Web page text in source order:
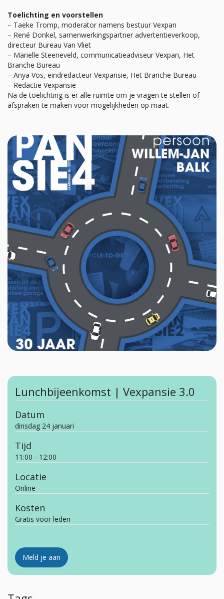
Toelichting en voorstellen
– Taeke Tromp, moderator namens bestuur Vexpan
– René Donkel, samenwerkingspartner advertentieverkoop,
directeur Bureau Van Vliet
– Marielle Steeneveld, communicatieadviseur Vexpan, Het
Branche Bureau
– Anya Vos, eindredacteur Vexpansie, Het Branche Bureau
– Redactie Vexpansie
Na de toelichting is er alle ruimte om je vragen te stellen of
afspraken te maken voor mogelijkheden op maat.
Lunchbijeenkomst | Vexpansie 3.0
Datum
dinsdag 24 januari
Tijd
11:00 - 12:00
Locatie
Online
Kosten
Gratis voor leden
Meld je aan